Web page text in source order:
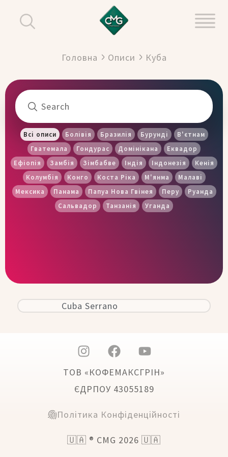
Головна Описи Куба
Всі описи Болівія Бразилія Бурунді
В'єтнам
Гватемала
Гондурас Домінікана
Еквадор
Ефіопія
Замбія Зімбабве Індія Індонезія
Кенія
Колумбія
Конго Коста Ріка М'янма
Малаві
Мексика
Панама Папуа Нова Гвінея Перу
Руанда
Сальвадор
Танзанія Уганда
Cuba Serrano
ТОВ «КОФЕМАКСГРІН»
ЄДРПОУ 43055189
Політика Конфіденційності
🇺🇦 ® CMG 2026 🇺🇦